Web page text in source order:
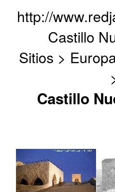
http://
Castillo
Sitios >
Castillo